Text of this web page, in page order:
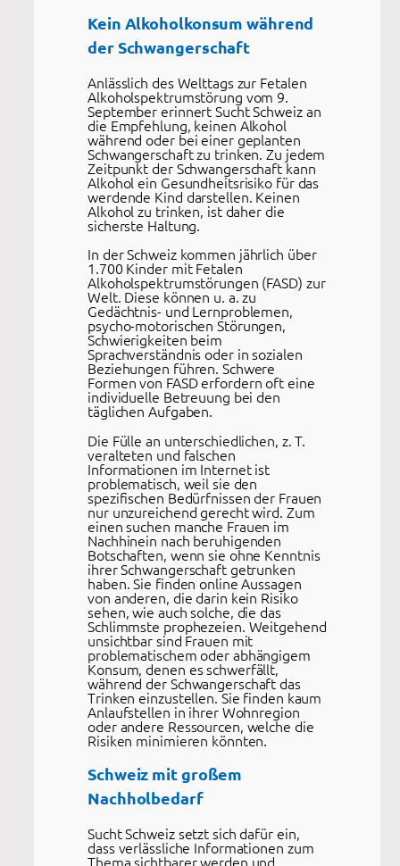
Kein Alkoholkonsum während
der Schwangerschaft
Anlässlich des Welttags zur Fetalen
Alkoholspektrumstörung vom 9.
September erinnert Sucht Schweiz an
die Empfehlung, keinen Alkohol
während oder bei einer geplanten
Schwangerschaft zu trinken. Zu jedem
Zeitpunkt der Schwangerschaft kann
Alkohol ein Gesundheitsrisiko für das
werdende Kind darstellen. Keinen
Alkohol zu trinken, ist daher die
sicherste Haltung.
In der Schweiz kommen jährlich über
1.700 Kinder mit Fetalen
Alkoholspektrumstörungen (FASD) zur
Welt. Diese können u. a. zu
Gedächtnis- und Lernproblemen,
psycho-motorischen Störungen,
Schwierigkeiten beim
Sprachverständnis oder in sozialen
Beziehungen führen. Schwere
Formen von FASD erfordern oft eine
individuelle Betreuung bei den
täglichen Aufgaben.
Die Fülle an unterschiedlichen, z. T.
veralteten und falschen
Informationen im Internet ist
problematisch, weil sie den
spezifischen Bedürfnissen der Frauen
nur unzureichend gerecht wird. Zum
einen suchen manche Frauen im
Nachhinein nach beruhigenden
Botschaften, wenn sie ohne Kenntnis
ihrer Schwangerschaft getrunken
haben. Sie finden online Aussagen
von anderen, die darin kein Risiko
sehen, wie auch solche, die das
Schlimmste prophezeien. Weitgehend
unsichtbar sind Frauen mit
problematischem oder abhängigem
Konsum, denen es schwerfällt,
während der Schwangerschaft das
Trinken einzustellen. Sie finden kaum
Anlaufstellen in ihrer Wohnregion
oder andere Ressourcen, welche die
Risiken minimieren könnten.
Schweiz mit großem
Nachholbedarf
Sucht Schweiz setzt sich dafür ein,
dass verlässliche Informationen zum
Thema sichtbarer werden und